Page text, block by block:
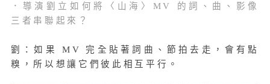
．導演劉立如何將〈山海〉MV 的詞、曲、影像
三者串聯起來？
劉：如果 MV 完全貼著詞曲、節拍去走，會有點
糗，所以想讓它們彼此相互平行。